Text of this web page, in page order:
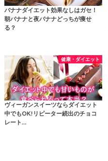
バナナダイエット効果なしはガセ！
朝バナナと夜バナナどっちが痩せ
る？
健康・ダイエット
ヴィーガンスイーツならダイエット
中でもOK!リピーター続出のチョコ
レート…